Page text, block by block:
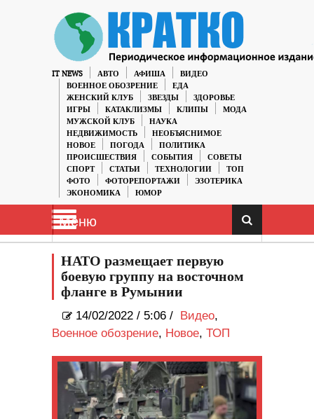
IT NEWS АВТО АФИША
ВИДЕО
ВОЕННОЕ ОБОЗРЕНИЕ
ЕДА
ЖЕНСКИЙ КЛУБ
ЗВЕЗДЫ
ЗДОРОВЬЕ
ИГРЫ
КАТАКЛИЗМЫ КЛИПЫ
МОДА
МУЖСКОЙ КЛУБ
НАУКА
НЕДВИЖИМОСТЬ
НЕОБЪЯСНИМОЕ
НОВОЕ
ПОГОДА
ПОЛИТИКА
ПРОИСШЕСТВИЯ
СОБЫТИЯ
СОВЕТЫ
СПОРТ
СТАТЬИ ТЕХНОЛОГИИ
ТОП
ФОТО
ФОТОРЕПОРТАЖИ
ЭЗОТЕРИКА
ЭКОНОМИКА
ЮМОР
Меню
НАТО размещает первую
боевую группу на восточном
фланге в Румынии
14/02/2022 / 5:06 / Видео,
Военное обозрение, Новое, ТОП